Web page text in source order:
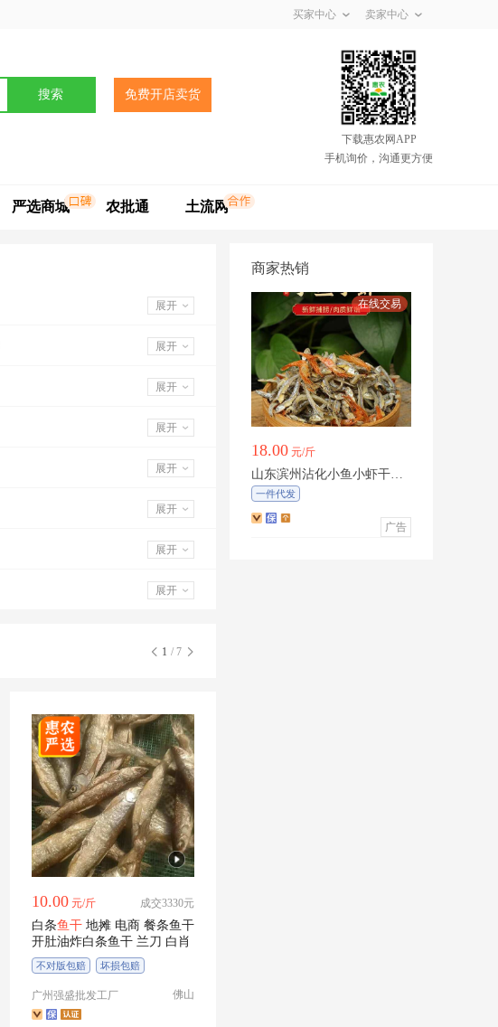
买家中心 卖家中心
搜索 免费开店卖货
下载惠农网APP
手机询价，沟通更方便
严选商城 农批通 土流网
展开
展开
展开
展开
展开
展开
展开
展开
1 / 7
10.00 元/斤 成交3330元
白条鱼干 地摊 电商 餐条鱼干
开肚油炸白条鱼干 兰刀 白肖
不对版包赔 坏损包赔
广州强盛批发工厂 佛山
商家热销
广告
18.00 元/斤
山东滨州沾化小鱼小虾干，
产地货源直发，品质好货，
一件代发